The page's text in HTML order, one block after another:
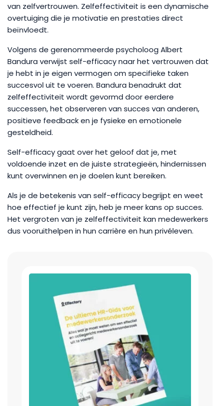
van zelfvertrouwen. Zelfeffectiviteit is een dynamische
overtuiging die je motivatie en prestaties direct
beïnvloedt.
Volgens de gerenommeerde psycholoog Albert
Bandura verwijst self-efficacy naar het vertrouwen dat
je hebt in je eigen vermogen om specifieke taken
succesvol uit te voeren. Bandura benadrukt dat
zelfeffectiviteit wordt gevormd door eerdere
successen, het observeren van succes van anderen,
positieve feedback en je fysieke en emotionele
gesteldheid.
Self-efficacy gaat over het geloof dat je, met
voldoende inzet en de juiste strategieën, hindernissen
kunt overwinnen en je doelen kunt bereiken.
Als je de betekenis van self-efficacy begrijpt en weet
hoe effectief je kunt zijn, heb je meer kans op succes.
Het vergroten van je zelfeffectiviteit kan medewerkers
dus vooruithelpen in hun carrière en hun privéleven.